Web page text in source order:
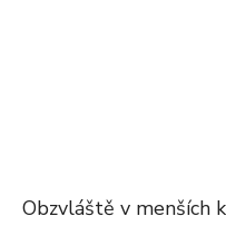
Obzvláště v menších